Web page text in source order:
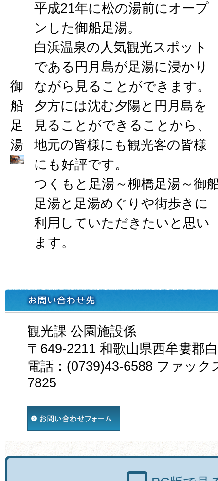
御
船
足
湯
平成21年に松の湯前にオープ
ンした御船足湯。
白浜温泉の人気観光スポット
である円月島が足湯に浸かり
ながら見ることができます。
夕方には沈む夕陽と円月島を
見ることができることから、
地元の皆様にも観光客の皆様
にも好評です。
つくもと足湯～柳橋足湯～御
足湯と足湯めぐりや街歩きに
利用していただきたいと思い
ます。
観光課 公園施設係
〒649-2211 和歌山県西牟婁郡
電話：(0739)43-6588 ファック
7825